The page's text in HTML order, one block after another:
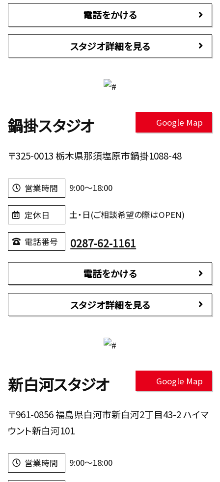
電話をかける
スタジオ詳細を見る
鍋掛スタジオ Google Map
〒325-0013 栃木県那須塩原市鍋掛1088-48
営業時間 9:00～18:00
定休日 土・日(ご相談希望の際はOPEN)
電話番号 0287-62-1161
電話をかける
スタジオ詳細を見る
新白河スタジオ Google Map
〒961-0856 福島県白河市新白河2丁目43-2 ハイマ
ウント新白河101
営業時間 9:00～18:00